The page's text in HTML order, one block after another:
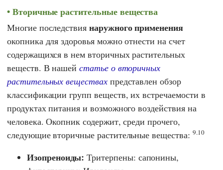
Вторичные растительные вещества
Многие последствия наружного применения
окопника для здоровья можно отнести на счет
содержащихся в нем вторичных растительных
веществ. В нашейстатье о вторичных
растительных веществахпредставлен обзор
классификации групп веществ, их встречаемости в
продуктах питания и возможного воздействия на
человека. Окопник содержит, среди прочего,
следующие вторичные растительные вещества: 9.10
Изопреноиды: Тритерпены: сапонины,